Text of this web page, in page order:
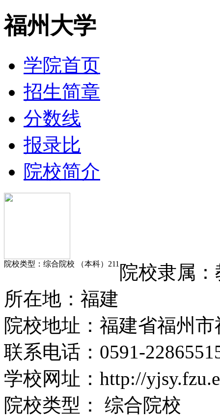
福州大学
学院首页
招生简章
分数线
报录比
院校简介
院校类型： 综合院校 （本科） 211 院校隶属：
所在地： 福建
院校地址： 福建省福州
联系电话： 0591-
学校网址： http://
院校类型：
综合院校